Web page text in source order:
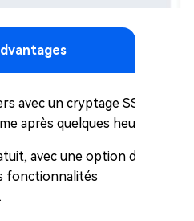
avec un cryptage SSL 256
après quelques heures.
avec une option de mise
fonctionnalités